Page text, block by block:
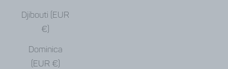
Djibouti (EUR
€)
Dominica
(EUR €)